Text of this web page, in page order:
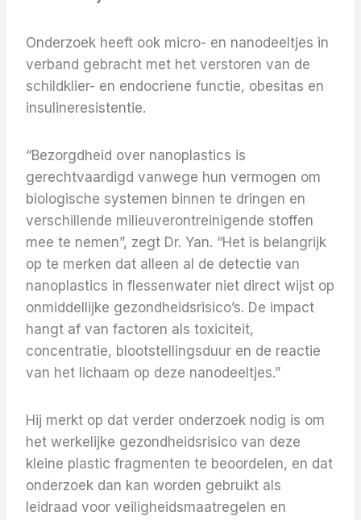
Onderzoek heeft ook micro- en nanodeeltjes in
verband gebracht met het verstoren van de
schildklier- en endocriene functie, obesitas en
insulineresistentie.
“Bezorgdheid over nanoplastics is
gerechtvaardigd vanwege hun vermogen om
biologische systemen binnen te dringen en
verschillende milieuverontreinigende stoffen
mee te nemen”, zegt Dr. Yan. “Het is belangrijk
op te merken dat alleen al de detectie van
nanoplastics in flessenwater niet direct wijst op
onmiddellijke gezondheidsrisico’s. De impact
hangt af van factoren als toxiciteit,
concentratie, blootstellingsduur en de reactie
van het lichaam op deze nanodeeltjes.”
Hij merkt op dat verder onderzoek nodig is om
het werkelijke gezondheidsrisico van deze
kleine plastic fragmenten te beoordelen, en dat
onderzoek dan kan worden gebruikt als
leidraad voor veiligheidsmaatregelen en